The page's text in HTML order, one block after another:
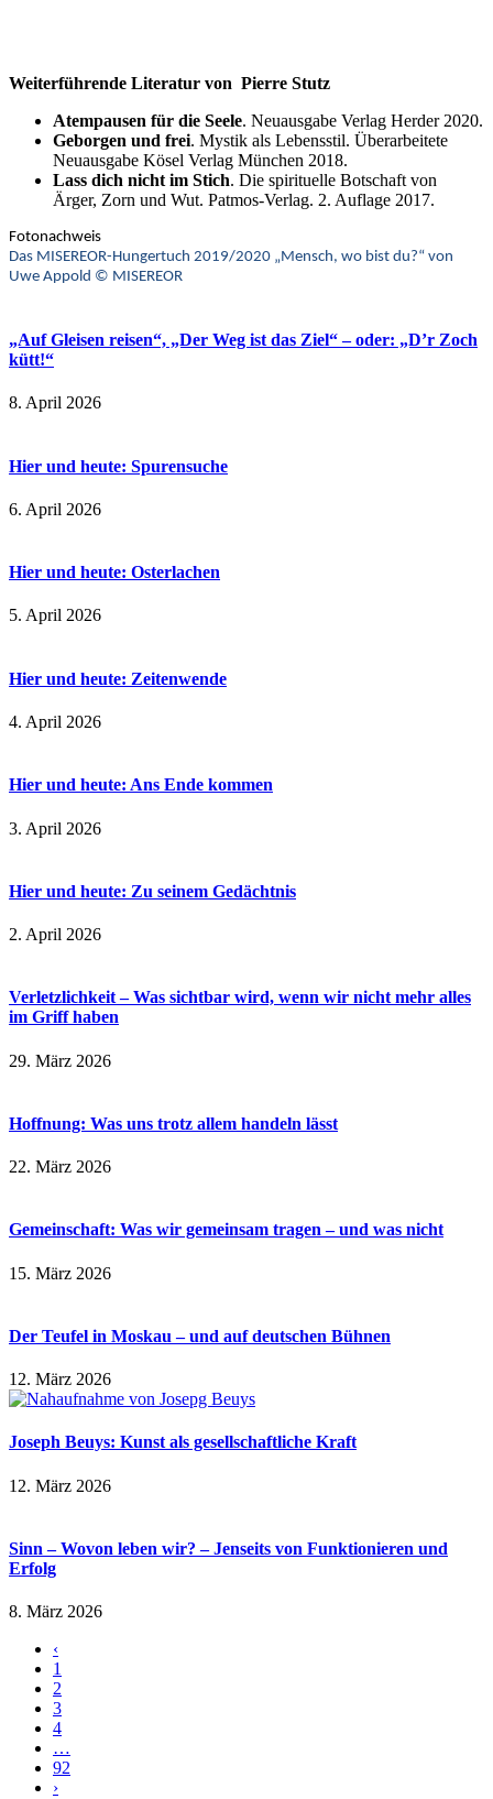
Weiterführende Literatur von Pierre Stutz
Atempausen für die Seele. Neuausgabe Verlag Herder 2020.
Geborgen und frei. Mystik als Lebensstil. Überarbeitete
Neuausgabe Kösel Verlag München 2018.
Lass dich nicht im Stich. Die spirituelle Botschaft von
Ärger, Zorn und Wut. Patmos-Verlag. 2. Auflage 2017.
Fotonachweis
Das MISEREOR-Hungertuch 2019/2020 „Mensch, wo bist du?“ von
Uwe Appold © MISEREOR
„Auf Gleisen reisen“, „Der Weg ist das Ziel“ – oder: „D’r Zoch
kütt!“
8. April 2026
Hier und heute: Spurensuche
6. April 2026
Hier und heute: Osterlachen
5. April 2026
Hier und heute: Zeitenwende
4. April 2026
Hier und heute: Ans Ende kommen
3. April 2026
Hier und heute: Zu seinem Gedächtnis
2. April 2026
Verletzlichkeit – Was sichtbar wird, wenn wir nicht mehr alles
im Griff haben
29. März 2026
Hoffnung: Was uns trotz allem handeln lässt
22. März 2026
Gemeinschaft: Was wir gemeinsam tragen – und was nicht
15. März 2026
Der Teufel in Moskau – und auf deutschen Bühnen
12. März 2026
Joseph Beuys: Kunst als gesellschaftliche Kraft
12. März 2026
Sinn – Wovon leben wir? – Jenseits von Funktionieren und
Erfolg
8. März 2026
‹
1
2
3
4
…
92
›